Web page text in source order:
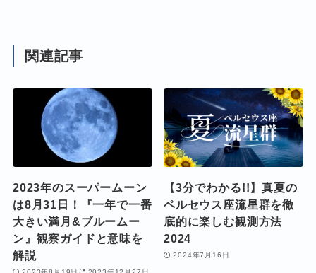
関連記事
2023年のスーパームーン
は8月31日！『一年で一番
大きい満月&ブルームー
ン』観察ガイドと意味を
解説
【3分でわかる!!】真夏の
ペルセウス座流星群を徹
底的に楽しむ観測方法
2024
2024年7月16日